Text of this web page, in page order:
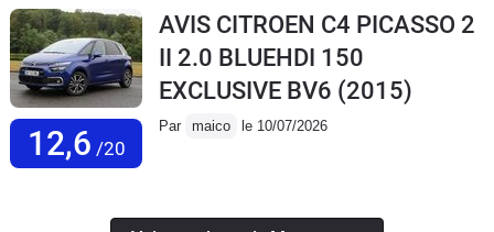
12,6 /20
AVIS CITROEN C4 PICASSO 2
II 2.0 BLUEHDI 150
EXCLUSIVE BV6 (2015)
Par maico le 10/07/2026